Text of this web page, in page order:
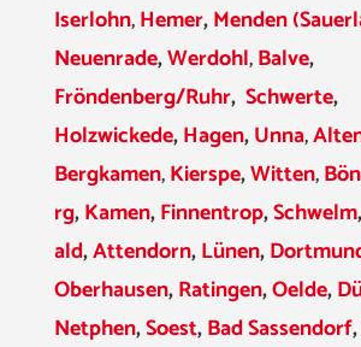
Iserlohn,Hemer,Menden
Neuenrade,Werdohl,Balve,
Fröndenberg/Ruhr, Schwerte,
Holzwickede,Hagen,Unna,
Bergkamen,Kierspe,Witten,
rg,Kamen,Finnentrop,Schwelm,
ald,Attendorn,Lünen,
Oberhausen,Ratingen,Oelde,
Netphen,Soest,Bad Sassendorf,